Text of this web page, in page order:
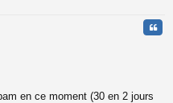
en ce moment (30 en 2 jours